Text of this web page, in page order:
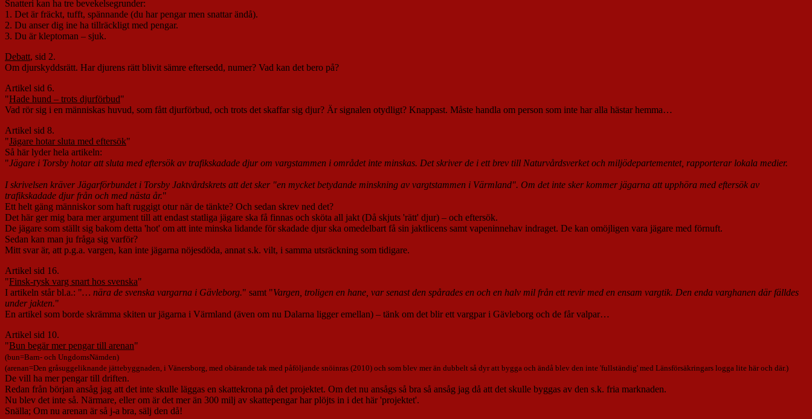
Snatteri kan ha tre bevekelsegrunder:
1. Det är fräckt, tufft, spännande (du har pengar men snattar ändå).
2. Du anser dig ine ha tillräckligt med pengar.
3. Du är kleptoman – sjuk.
Debatt, sid 2.
Om djurskyddsrätt. Har djurens rätt blivit sämre eftersedd, numer? Vad kan det bero på?
Artikel sid 6.
"Hade hund – trots djurförbud"
Vad rör sig i en människas huvud, som fått djurförbud, och trots det skaffar sig djur? Är signalen otydligt? Knappast. Måste handla om person som inte har alla hästar hemma…
Artikel sid 8.
"Jägare hotar sluta med eftersök"
Så här lyder hela artikeln:
"Jägare i Torsby hotar att sluta med eftersök av trafikskadade djur om vargstammen i området inte minskas. Det skriver de i ett brev till Naturvårdsverket och miljödepartementet, rapporterar lokala medier.
I skrivelsen kräver Jägarförbundet i Torsby Jaktvårdskrets att det sker "en mycket betydande minskning av vargtstammen i Värmland". Om det inte sker kommer jägarna att upphöra med eftersök av
trafikskadade djur från och med nästa år."
Ett helt gäng människor som haft ruggigt otur när de tänkte? Och sedan skrev ned det?
Det här ger mig bara mer argument till att endast statliga jägare ska få finnas och sköta all jakt (Då skjuts 'rätt' djur) – och eftersök.
De jägare som ställt sig bakom detta 'hot' om att inte minska lidande för skadade djur ska omedelbart få sin jaktlicens samt vapeninnehav indraget. De kan omöjligen vara jägare med förnuft.
Sedan kan man ju fråga sig varför?
Mitt svar är, att p.g.a. vargen, kan inte jägarna nöjesdöda, annat s.k. vilt, i samma utsräckning som tidigare.
Artikel sid 16.
"Finsk-rysk varg snart hos svenska"
I artikeln står bl.a.: "… nära de svenska vargarna i Gävleborg." samt "Vargen, troligen en hane, var senast den spårades en och en halv mil från ett revir med en ensam vargtik. Den enda varghanen där fälldes
under jakten."
En artikel som borde skrämma skiten ur jägarna i Värmland (även om nu Dalarna ligger emellan) – tänk om det blir ett vargpar i Gävleborg och de får valpar…
Artikel sid 10.
"Bun begär mer pengar till arenan"
(bun=Barn- och UngdomsNämden)
(arenan=Den gråsuggeliknande jättebyggnaden, i Vänersborg, med obärande tak med påföljande snöinras (2010) och som blev mer än dubbelt så dyr att bygga och ändå blev den inte 'fullständig' med Länsförsäkringars logga lite här och där.)
De vill ha mer pengar till driften.
Redan från början ansåg jag att det inte skulle läggas en skattekrona på det projektet. Om det nu ansågs så bra så ansåg jag då att det skulle byggas av den s.k. fria marknaden.
Nu blev det inte så. Närmare, eller om är det mer än 300 milj av skattepengar har plöjts in i det här 'projektet'.
Snälla; Om nu arenan är så j-a bra, sälj den då!